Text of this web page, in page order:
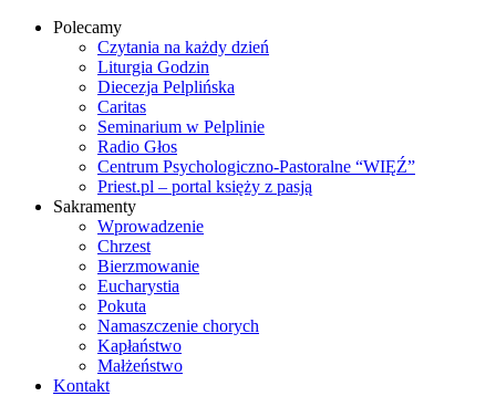
Polecamy
Czytania na każdy dzień
Liturgia Godzin
Diecezja Pelplińska
Caritas
Seminarium w Pelplinie
Radio Głos
Centrum Psychologiczno-Pastoralne “WIĘŹ”
Priest.pl – portal księży z pasją
Sakramenty
Wprowadzenie
Chrzest
Bierzmowanie
Eucharystia
Pokuta
Namaszczenie chorych
Kapłaństwo
Małżeństwo
Kontakt